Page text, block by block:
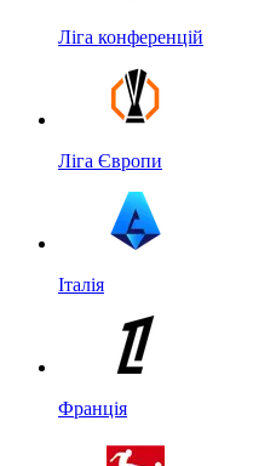
Ліга конференцій
Ліга Європи
Італія
Франція